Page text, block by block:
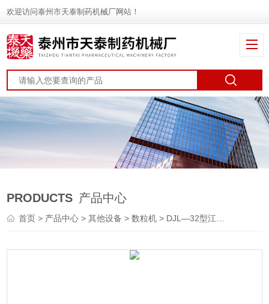
欢迎访问泰州市天泰制药机械厂网站！
PRODUCTS 产品中心
首页> 产品中心 >其他设备 >数粒机 > DJL—32型江苏电子数粒机